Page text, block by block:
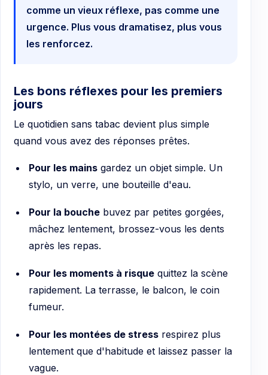
comme un vieux réflexe, pas comme une
urgence. Plus vous dramatisez, plus vous
les renforcez.
Les bons réflexes pour les premiers
jours
Le quotidien sans tabac devient plus simple
quand vous avez des réponses prêtes.
Pour les mainsgardez un objet simple. Un
stylo, un verre, une bouteille d'eau.
Pour la bouchebuvez par petites gorgées,
mâchez lentement, brossez-vous les dents
après les repas.
Pour les moments à risquequittez la scène
rapidement. La terrasse, le balcon, le coin
fumeur.
Pour les montées de stressrespirez plus
lentement que d'habitude et laissez passer la
vague.